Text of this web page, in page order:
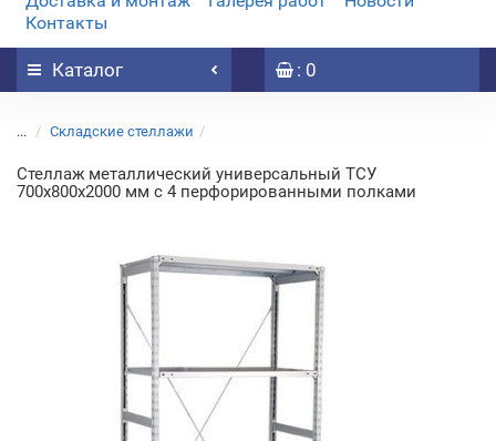
Контакты
Каталог : 0
... Складские стеллажи
Стеллаж металлический универсальный ТСУ
700х800х2000 мм с 4 перфорированными полками